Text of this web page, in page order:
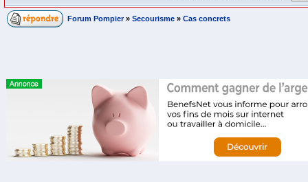
Forum Pompier » Secourisme » Cas concrets